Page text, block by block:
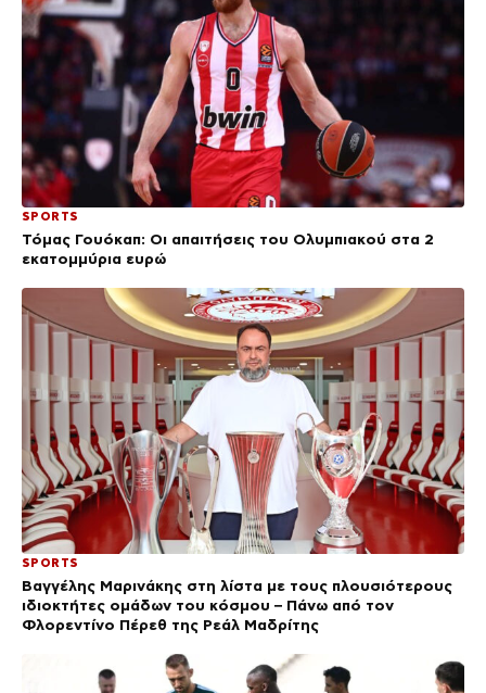
SPORTS
Τόμας Γουόκαπ: Οι απαιτήσεις του Ολυμπιακού στα 2
εκατομμύρια ευρώ
SPORTS
Βαγγέλης Μαρινάκης στη λίστα με τους πλουσιότερους
ιδιοκτήτες ομάδων του κόσμου – Πάνω από τον
Φλορεντίνο Πέρεθ της Ρεάλ Μαδρίτης